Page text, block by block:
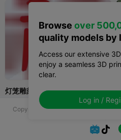
Copyright © 2025 Shenzhen Creality
 
Browse over
quality models by
Access our extensive
enjoy a seamless 3D
clear.
Log in /